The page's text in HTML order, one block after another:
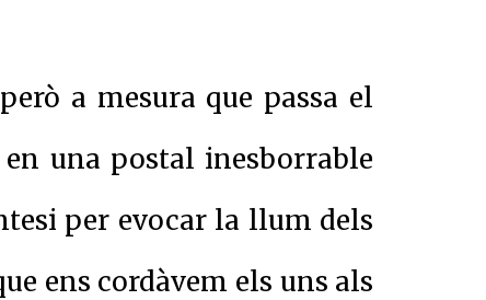
a mesura que passa el
una postal inesborrable
per evocar la llum dels
ens cordàvem els uns als